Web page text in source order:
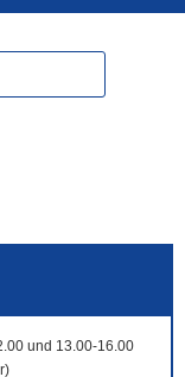
und 13.00-16.00